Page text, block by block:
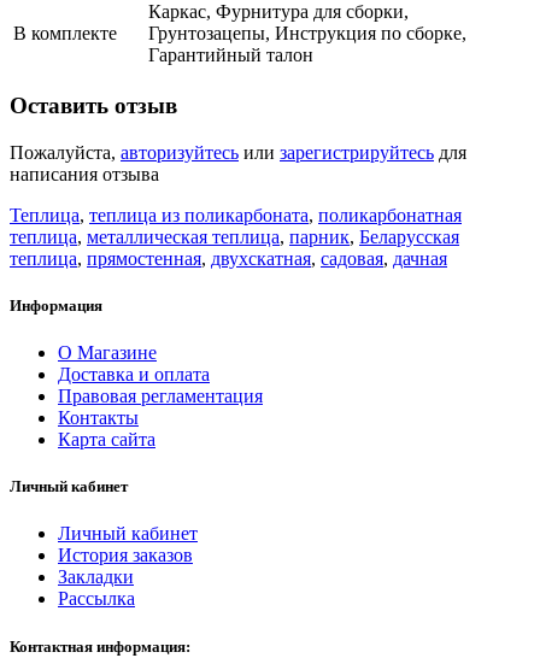
В комплекте
Каркас, Фурнитура для сборки,
Грунтозацепы, Инструкция по сборке,
Гарантийный талон
Оставить отзыв
Пожалуйста, авторизуйтесь или зарегистрируйтесь для
написания отзыва
Теплица, теплица из поликарбоната, поликарбонатная
теплица, металлическая теплица, парник, Беларусская
теплица, прямостенная, двухскатная, садовая, дачная
Информация
О Магазине
Доставка и оплата
Правовая регламентация
Контакты
Карта сайта
Личный кабинет
Личный кабинет
История заказов
Закладки
Рассылка
Контактная информация: